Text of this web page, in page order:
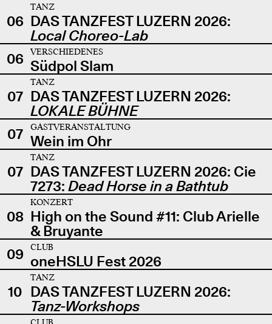
06
TANZ
DAS TANZFEST LUZERN 2026:
Local Choreo-Lab
06
VERSCHIEDENES
Südpol Slam
07
TANZ
DAS TANZFEST LUZERN 2026:
LOKALE BÜHNE
07
GASTVERANSTALTUNG
Wein im Ohr
07
TANZ
DAS TANZFEST LUZERN 2026: Cie
7273: Dead Horse in a Bathtub
08
KONZERT
High on the Sound #11: Club Arielle
& Bruyante
09
CLUB
oneHSLU Fest 2026
10
TANZ
DAS TANZFEST LUZERN 2026:
Tanz-Workshops